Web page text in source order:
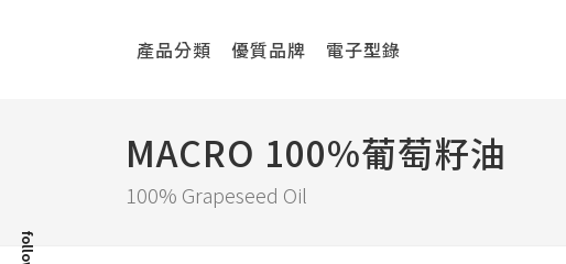
產品分類 優質品牌 電子型錄
MACRO 100%葡萄籽油
100% Grapeseed Oil